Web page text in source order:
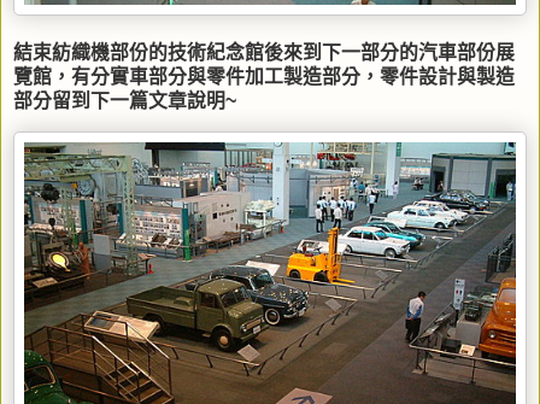
結束紡織機部份的技術紀念館後來到下一部分的汽車部份展
覽館，有分實車部分與零件加工製造部分，零件設計與製造
部分留到下一篇文章說明~